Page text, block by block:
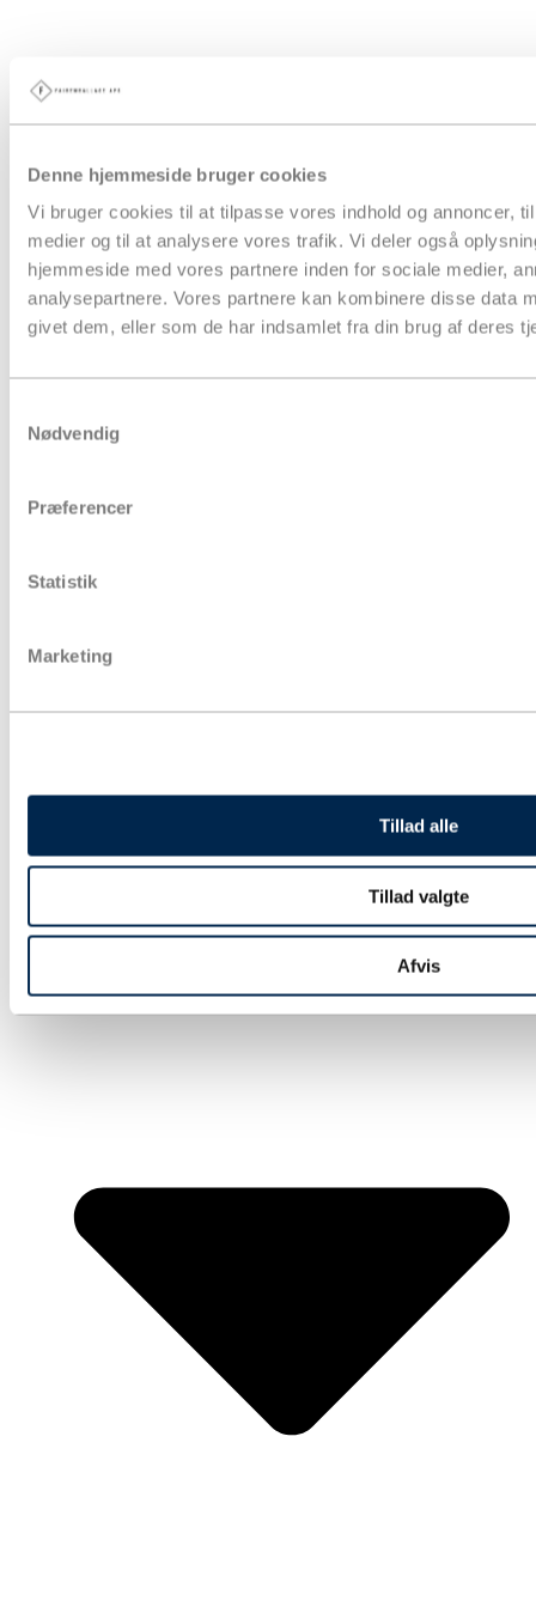
Denne hjemmeside bruger cookies
Vi bruger cookies til at tilpasse vores indhold og annoncer,
medier og til at analysere vores trafik. Vi deler også
hjemmeside med vores partnere inden for sociale medier,
analysepartnere. Vores partnere kan kombinere disse data
givet dem, eller som de har indsamlet fra din brug af deres
Nødvendig
Præferencer
Statistik
Marketing
Tillad alle
Tillad valgte
Afvis
Strækfilm & plastfolie
Miljøvenlig emballage
Digitale ydelse